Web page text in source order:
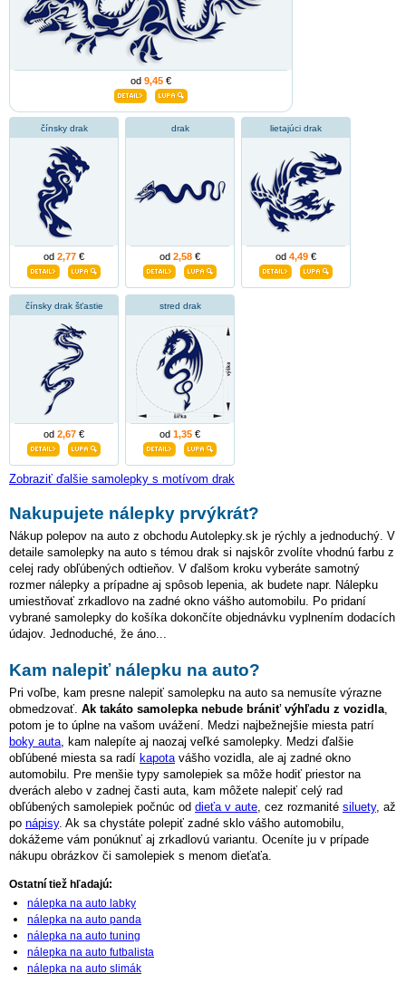
od 9,45 €
čínsky drak
od 2,77 €
drak
od 2,58 €
lietajúci drak
od 4,49 €
čínsky drak šťastie
od 2,67 €
stred drak
od 1,35 €
Zobraziť ďalšie samolepky s motívom drak
Nakupujete nálepky prvýkrát?
Nákup polepov na auto z obchodu Autolepky.sk je rýchly a jednoduchý. V
detaile samolepky na auto s témou drak si najskôr zvolíte vhodnú farbu z
celej rady obľúbených odtieňov. V ďalšom kroku vyberáte samotný
rozmer nálepky a prípadne aj spôsob lepenia, ak budete napr. Nálepku
umiestňovať zrkadlovo na zadné okno vášho automobilu. Po pridaní
vybrané samolepky do košíka dokončíte objednávku vyplnením dodacích
údajov. Jednoduché, že áno...
Kam nalepiť nálepku na auto?
Pri voľbe, kam presne nalepiť samolepku na auto sa nemusíte výrazne
obmedzovať. Ak takáto samolepka nebude brániť výhľadu z vozidla
potom je to úplne na vašom uvážení. Medzi najbežnejšie miesta patrí
boky auta , kam nalepíte aj naozaj veľké samolepky. Medzi ďalšie
obľúbené miesta sa radí kapota vášho vozidla, ale aj zadné okno
automobilu. Pre menšie typy samolepiek sa môže hodiť priestor na
dverách alebo v zadnej časti auta, kam môžete nalepiť celý rad
obľúbených samolepiek počnúc od dieťa v aute , cez rozmanité siluety, až
po nápisy. Ak sa chystáte polepiť zadné sklo vášho automobilu,
dokážeme vám ponúknuť aj zrkadlovú variantu. Oceníte ju v prípade
nákupu obrázkov či samolepiek s menom dieťaťa.
Ostatní tiež hľadajú:
nálepka na auto labky
nálepka na auto panda
nálepka na auto tuning
nálepka na auto futbalista
nálepka na auto slimák